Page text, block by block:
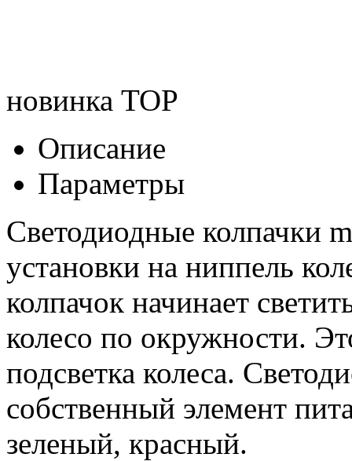
новинка TOP
Описание
Параметры
Светодиодные колпачки
установки на ниппель
колпачок начинает
колесо по окружности.
подсветка колеса.
собственный элемент
зеленый, красный.